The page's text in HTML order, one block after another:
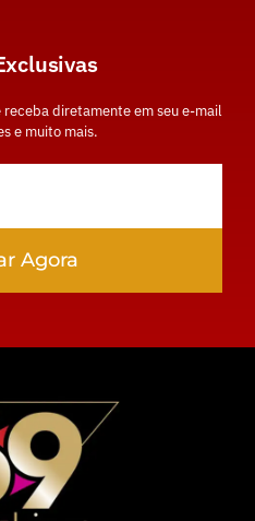
diretamente em seu e-mail
e muito mais.
Agora